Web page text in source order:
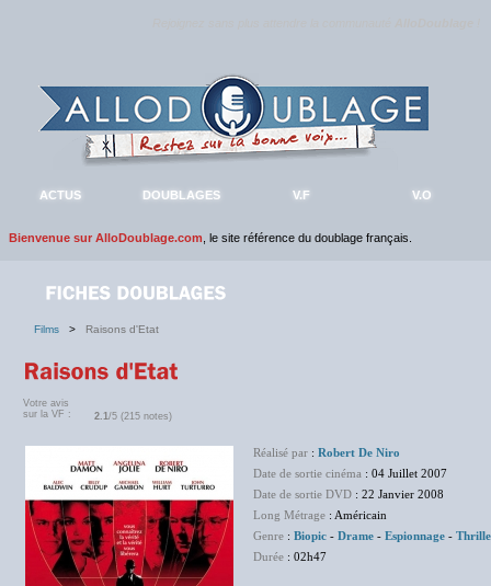
ACTUS DOUBLAGES V.F V.O
Bienvenue sur AlloDoublage.com , le site référence du doublage français.
Films > Raisons d'Etat
Votre avis
sur la VF :
2.1/5 (215 notes)
Réalisé par : Robert De Niro
Date de sortie cinéma : 04 Juillet 2007
Date de sortie DVD : 22 Janvier 2008
Long Métrage : Américain
Genre : Biopic - Drame - Espionnage -
Durée : 02h47